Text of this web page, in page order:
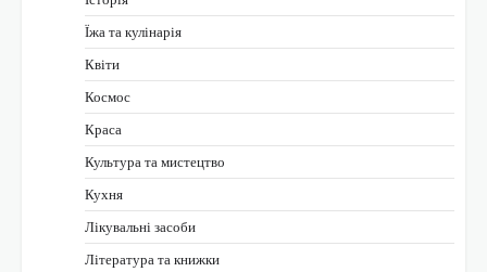
Їжа та кулінарія
Квіти
Космос
Краса
Культура та мистецтво
Кухня
Лікувальні засоби
Література та книжки